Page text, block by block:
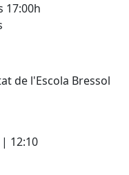
17:00h
de l'Escola Bressol
12:10